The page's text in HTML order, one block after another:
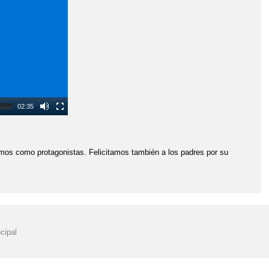
02:35
como protagonistas. Felicitamos también a los padres por su